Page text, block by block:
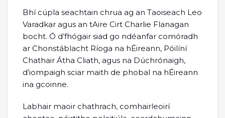
Bhí cúpla seachtain chrua ag an Taoiseach Leo
Varadkar agus an tAire Cirt Charlie Flanagan
bocht. Ó d’fhógair siad go ndéanfar comóradh
ar Chonstáblacht Ríoga na hÉireann, Póilíní
Chathair Átha Cliath, agus na Dúchrónaigh,
d’iompaigh sciar maith de phobal na hÉireann
ina gcoinne.
Labhair maoir chathrach, comhairleoirí